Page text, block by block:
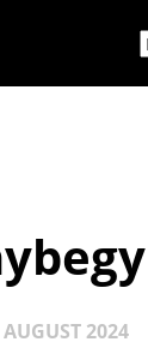
2024